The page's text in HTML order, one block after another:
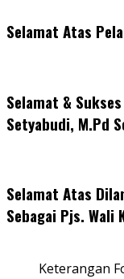
Selamat Atas
Selamat &
Setyabudi, M.Pd
Selamat Atas
Sebagai Pjs.
Keterangan